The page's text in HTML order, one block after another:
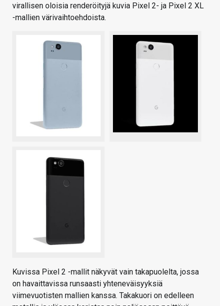
virallisen oloisia renderöityjä kuvia Pixel 2- ja Pixel 2 XL
-mallien värivaihtoehdoista.
Kuvissa Pixel 2 -mallit näkyvät vain takapuolelta, jossa
on havaittavissa runsaasti yhteneväisyyksiä
viimevuotisten mallien kanssa. Takakuori on edelleen